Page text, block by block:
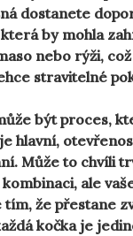
dostanete
by mohla
nebo rýži,
stravitelné
být proces,
hlavní,
Může to chvíli
ale
tím, že přestane
kočka je